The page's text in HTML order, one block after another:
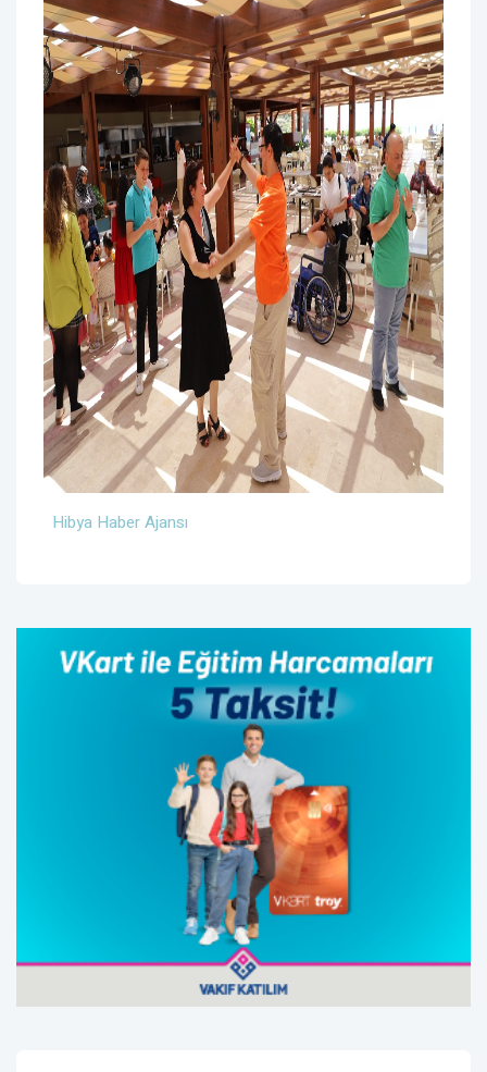
Hibya Haber Ajansı